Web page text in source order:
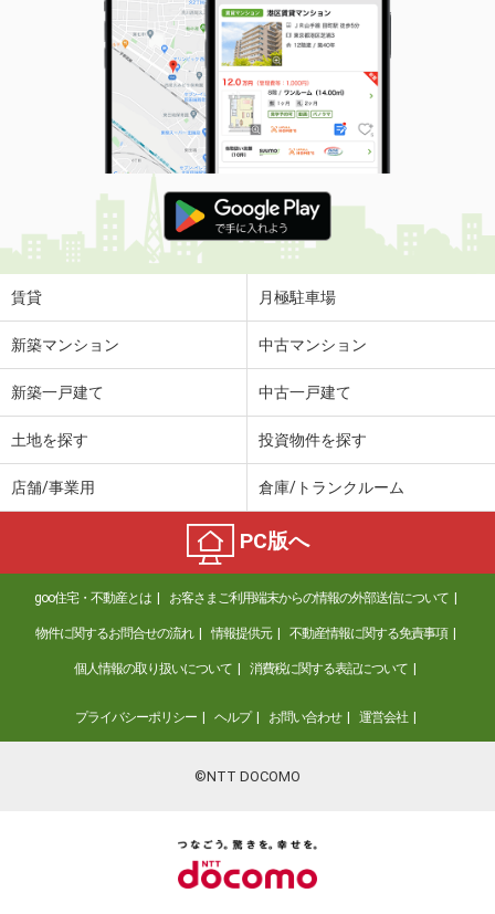
賃貸 月極駐車場
新築マンション 中古マンション
新築一戸建て 中古一戸建て
土地を探す 投資物件を探す
店舗/事業用 倉庫/トランクルーム
PC版へ
goo住宅・不動産とは お客さまご利用端末からの情報の外部送信について
物件に関するお問合せの流れ 情報提供元 不動産情報に関する免責事項
個人情報の取り扱いについて 消費税に関する表記について
プライバシーポリシー ヘルプ お問い合わせ 運営会社
©NTT DOCOMO